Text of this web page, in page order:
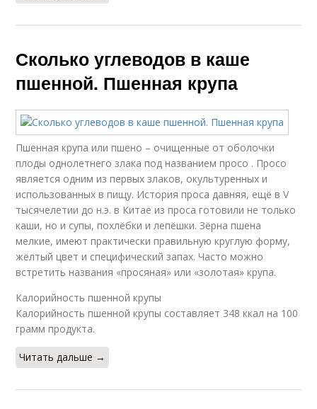
Сколько углеводов в каше
пшенной. Пшенная крупа
Пшенная крупа или пшено – очищенные от оболочки
плоды однолетнего злака под названием просо . Просо
является одним из первых злаков, окультуренных и
использованных в пищу. История проса давняя, ещё в V
тысячелетии до н.э. в Китае из проса готовили не только
каши, но и супы, похлёбки и лепёшки. Зёрна пшена
мелкие, имеют практически правильную круглую форму,
жёлтый цвет и специфический запах. Часто можно
встретить названия «просяная» или «золотая» крупа.
Калорийность пшенной крупы
Калорийность пшенной крупы составляет 348 ккал на 100
грамм продукта.
Читать дальше →